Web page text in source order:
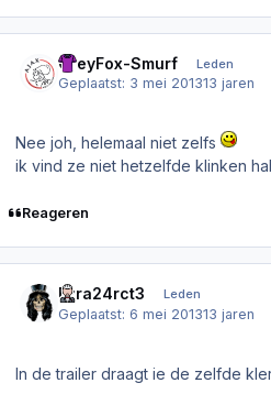
GreyFox-Smurf Leden
Geplaatst: 3 mei 201313 jaren
Nee joh, helemaal niet zelfs
ik vind ze niet hetzelfde klinken
Reageren
Ezra24rct3 Leden
Geplaatst:6 mei 201313 jaren
In de trailer draagt ie de zelfde